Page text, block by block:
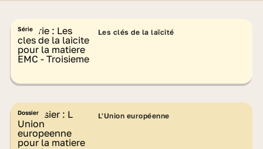
Série Les clés de la laïcité
Dossier L'Union européenne